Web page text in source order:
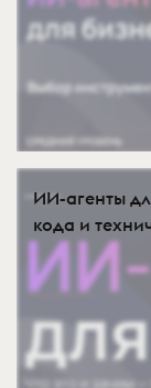
ИИ-агенты
кода и